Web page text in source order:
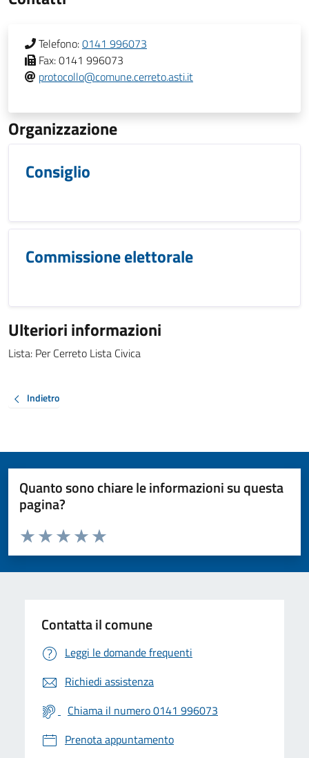
Telefono:0141 996073
Fax:0141 996073
protocollo@comune.cerreto.asti.it
Organizzazione
Consiglio
Commissione elettorale
Ulteriori informazioni
Lista: Per Cerreto Lista Civica
Indietro
Quanto sono chiare le informazioni su questa
pagina?
Valuta da 1 a 5 stelle la pagina
Valuta 5 stelle su 5
Valuta 4 stelle su 5
Valuta 3 stelle su 5
Valuta 2 stelle su 5
Valuta 1 stelle su 5
Contatta il comune
Leggi le domande frequenti
Richiedi assistenza
Chiama il numero 0141 996073
Prenota appuntamento